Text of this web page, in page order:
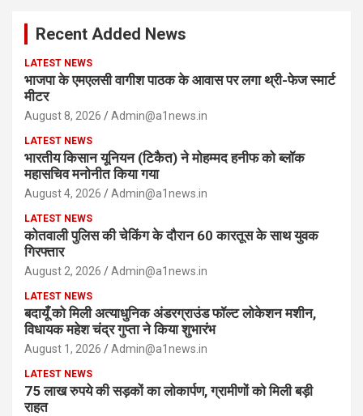
Recent Added News
LATEST NEWS
भाजपा के एमएलसी वागीश पाठक के आवास पर लगा थ्री-फेज स्मार्ट
मीटर
August 8, 2026 Admin@a1news.in
LATEST NEWS
भारतीय किसान यूनियन (टिकैत) ने मोहम्मद हनीफ को ब्लॉक
महासचिव मनोनीत किया गया
August 4, 2026 Admin@a1news.in
LATEST NEWS
कोतवाली पुलिस की चेकिंग के दौरान 60 कारतूस के साथ युवक
गिरफ्तार
August 2, 2026 Admin@a1news.in
LATEST NEWS
बदायूँ को मिली अत्याधुनिक अंडरग्राउंड फॉल्ट लोकेशन मशीन,
विधायक महेश चंद्र गुप्ता ने किया शुभारंभ
August 1, 2026 Admin@a1news.in
LATEST NEWS
75 लाख रुपये की सड़कों का लोकार्पण, ग्रामीणों को मिली बड़ी
राहत